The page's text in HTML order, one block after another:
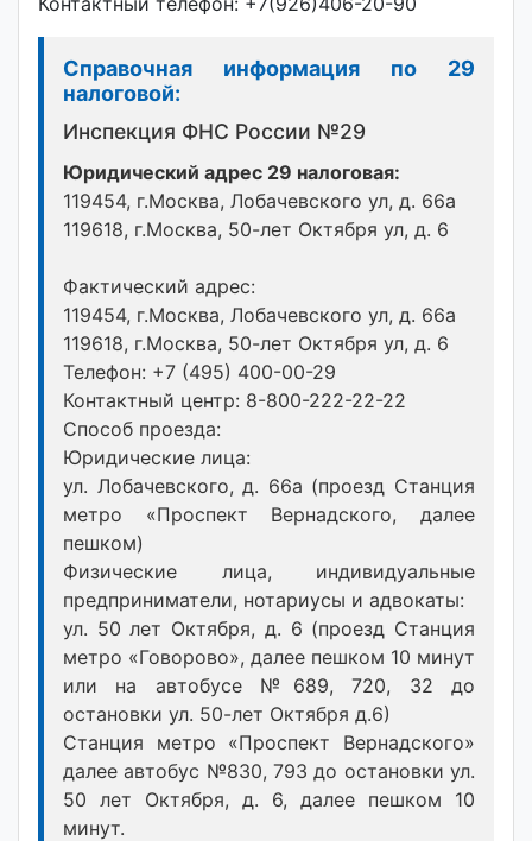
Справочная информация по 29
налоговой:
Инспекция ФНС России №29
Юридический адрес 29 налоговая:
119454, г.Москва, Лобачевского ул, д. 66а
119618, г.Москва, 50-лет Октября ул, д. 6
Фактический адрес:
119454, г.Москва, Лобачевского ул, д. 66а
119618, г.Москва, 50-лет Октября ул, д. 6
Телефон: +7 (495) 400-00-29
Контактный центр: 8-800-222-22-22
Способ проезда:
Юридические лица:
ул. Лобачевского, д. 66а (проезд Станция
метро «Проспект Вернадского, далее
пешком)
Физические лица, индивидуальные
предприниматели, нотариусы и адвокаты:
ул. 50 лет Октября, д. 6 (проезд Станция
метро «Говорово», далее пешком 10 минут
или на автобусе №689, 720, 32 до
остановки ул. 50-лет Октября д.6)
Станция метро «Проспект Вернадского»
далее автобус №830, 793 до остановки ул.
50 лет Октября, д. 6, далее пешком 10
минут.